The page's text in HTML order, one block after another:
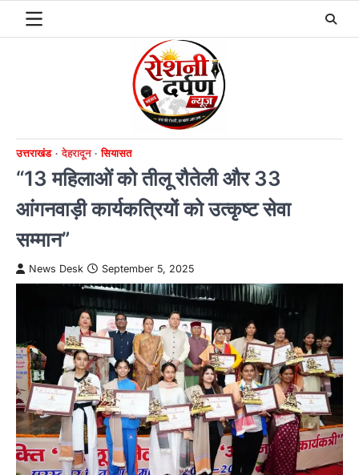
उत्तराखंड देहरादून सियासत
“13 महिलाओं को तीलू रौतेली और 33
आंगनवाड़ी कार्यकत्रियों को उत्कृष्ट सेवा
सम्मान”
News Desk September 5, 2025